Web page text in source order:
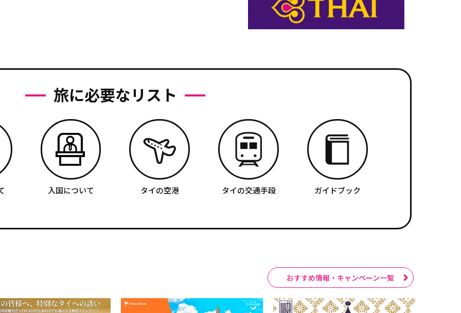
旅に必要なリスト
入国について タイの空港 タイの交通手段 ガイドブック
おすすめ情報・キャンペーン一覧